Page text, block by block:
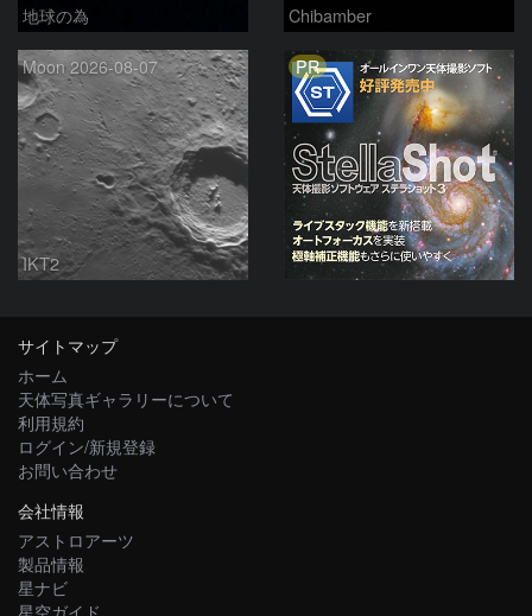
地球の為 Chibamber
Moon 2026-08-07
IKT2
PR
サイトマップ
ホーム
天体写真ギャラリーについて
利用規約
ログイン/新規登録
お問い合わせ
会社情報
アストロアーツ
製品情報
星ナビ
星空ガイド